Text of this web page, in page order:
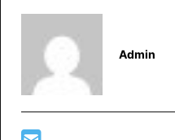
Admin